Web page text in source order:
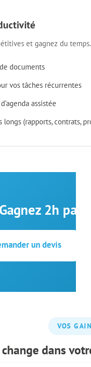
et gagnez du temps.
documents
vos tâches récurrentes
assistée
longs (rapports, contrats,
Gagnez 2h par
un devis
VOS
change dans